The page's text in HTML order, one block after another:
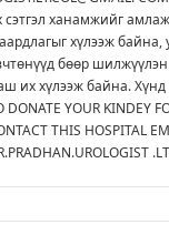
сэтгэл ханамжийг
хүлээж
бөөр шилжүүлэн
их хүлээж байна. Хүнд
DONATE YOUR KINDEY
THIS HOSPITAL